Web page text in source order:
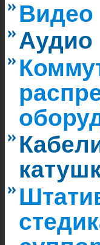
Видео
Аудио